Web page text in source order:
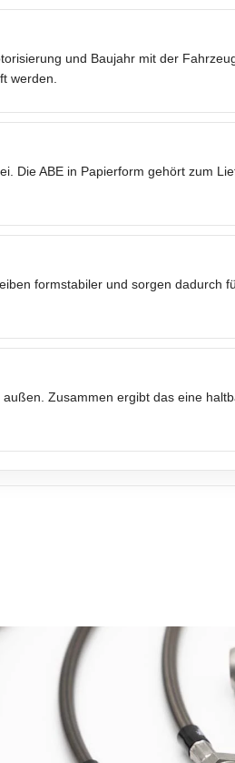
und Baujahr mit der
werden.
Die ABE in Papierform gehört zum
formstabiler und sorgen dadurch
Zusammen ergibt das eine